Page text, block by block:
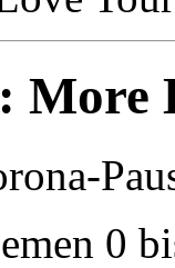
More
0